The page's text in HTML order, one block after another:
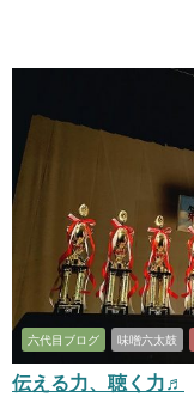
六代目ブログ 味噌六太鼓
伝える力、聴く力♬